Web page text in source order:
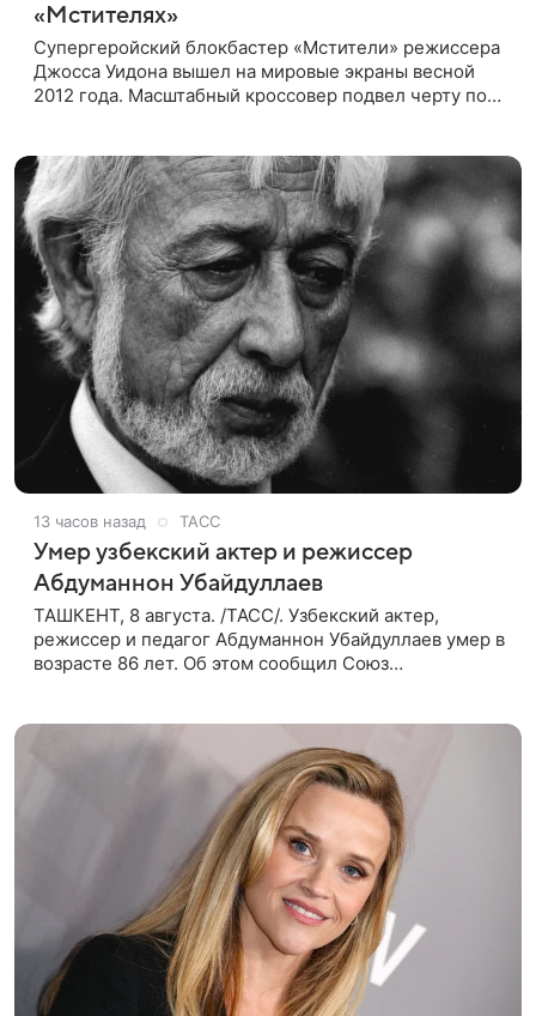
«Мстителях»
Супергеройский блокбастер «Мстители» режиссера
Джосса Уидона вышел на мировые экраны весной
2012 года. Масштабный кроссовер подвел черту под
13 часов назад ТАСС
Умер узбекский актер и режиссер
Абдуманнон Убайдуллаев
ТАШКЕНТ, 8 августа. /ТАСС/. Узбекский актер,
режиссер и педагог Абдуманнон Убайдуллаев умер в
возрасте 86 лет. Об этом сообщил Союз